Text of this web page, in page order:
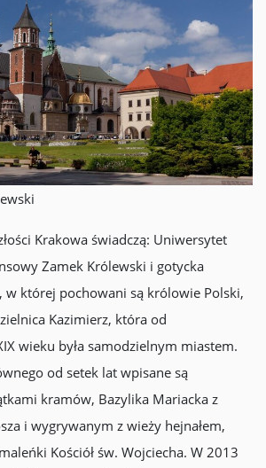
Krakowa świadczą: Uniwersytet
Zamek Królewski i gotycka
w której pochowani są królowie Polski,
Kazimierz, która od
wieku była samodzielnym miastem.
od setek lat wpisane są
kramów, Bazylika Mariacka z
i wygrywanym z wieży hejnałem,
Kościół św. Wojciecha. W 2013